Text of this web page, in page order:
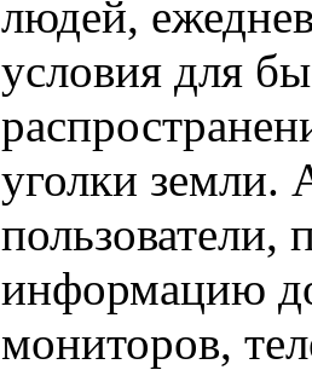
людей,
условия для
уголки земли.
пользователи,
информацию
мониторов,